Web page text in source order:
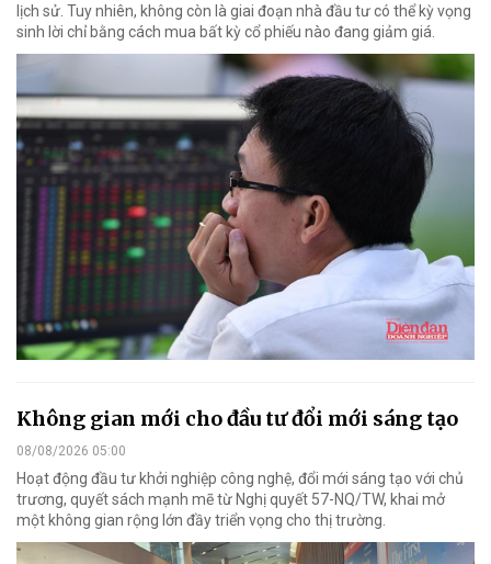
lịch sử. Tuy nhiên, không còn là giai đoạn nhà đầu tư có thể kỳ vọng
sinh lời chỉ bằng cách mua bất kỳ cổ phiếu nào đang giảm giá.
Không gian mới cho đầu tư đổi mới sáng tạo
08/08/2026 05:00
Hoạt động đầu tư khởi nghiệp công nghệ, đổi mới sáng tạo với chủ
trương, quyết sách mạnh mẽ từ Nghị quyết 57-NQ/TW, khai mở
một không gian rộng lớn đầy triển vọng cho thị trường.